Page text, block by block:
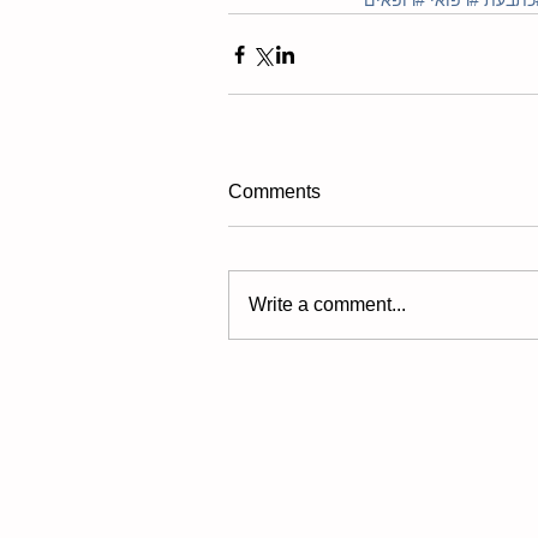
Comments
Write a comment...